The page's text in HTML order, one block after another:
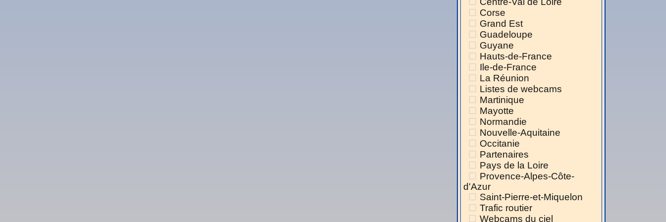
Corse
Grand Est
Guadeloupe
Guyane
Hauts-de-France
Ile-de-France
La Réunion
Listes de webcams
Martinique
Mayotte
Normandie
Nouvelle-Aquitaine
Occitanie
Partenaires
Pays de la Loire
Provence-Alpes-Côte-
d'Azur
Saint-Pierre-et-Miquelon
Trafic routier
Webcams du ciel